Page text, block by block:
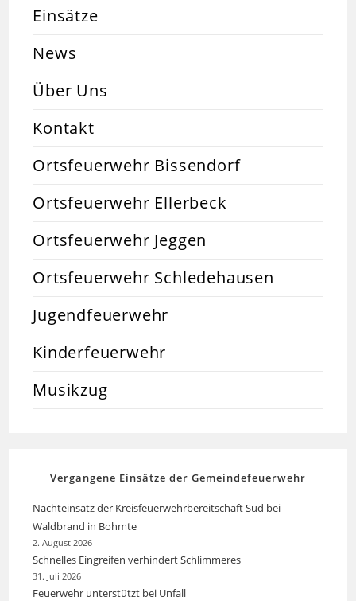
Einsätze
News
Über Uns
Kontakt
Ortsfeuerwehr Bissendorf
Ortsfeuerwehr Ellerbeck
Ortsfeuerwehr Jeggen
Ortsfeuerwehr Schledehausen
Jugendfeuerwehr
Kinderfeuerwehr
Musikzug
Vergangene Einsätze der Gemeindefeuerwehr
Nachteinsatz der Kreisfeuerwehrbereitschaft Süd bei
Waldbrand in Bohmte
2. August 2026
Schnelles Eingreifen verhindert Schlimmeres
31. Juli 2026
Feuerwehr unterstützt bei Unfall